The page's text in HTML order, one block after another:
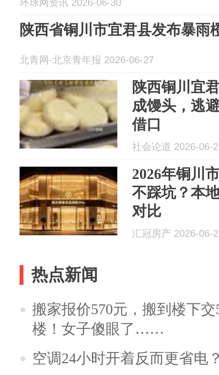
环球网资讯 2026-06-30
陕西省铜川市宜君县发布暴雨
北青网-北京青年报 2026-06-27
陕西铜川宜
成馒头，逃
借口
社会论道 2026-06-
2026年铜川
不踩坑？本
对比
汇冠房产 2026-06-
热点新闻
搬家报价570元，搬到楼下
楼！女子傻眼了……
空调24小时开着反而更省电